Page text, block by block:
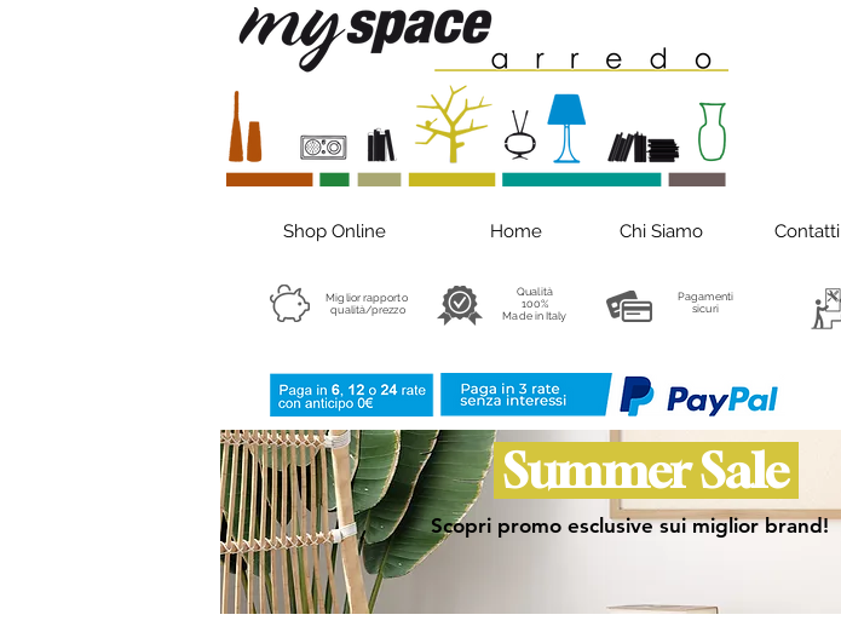
Shop Online Home Chi Siamo Contatti
Miglior rapporto
qualità/prezzo
Qualità
100%
Made in Italy
Pagamenti
sicuri
Summer Sale
Scopri promo esclusive sui miglior brand!